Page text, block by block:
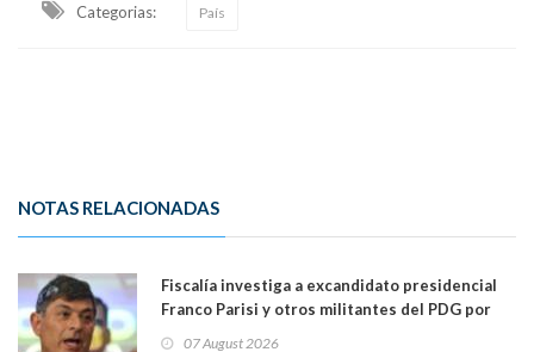
Categorias: País
NOTAS RELACIONADAS
Fiscalía investiga a excandidato presidencial
Franco Parisi y otros militantes del PDG por
07 August 2026